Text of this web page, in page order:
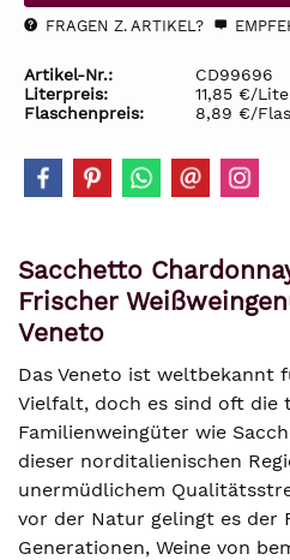
FRAGEN Z. ARTIKEL?
Artikel-Nr.:
CD99696
Literpreis:
11,85 €/
Flaschenpreis:
8,89 €/
Sacchetto
Frischer
Veneto
Das Veneto ist weltbekannt
Vielfalt, doch es sind oft die
Familienweingüter wie
dieser norditalienischen
unermüdlichem
vor der Natur gelingt es der
Generationen, Weine von